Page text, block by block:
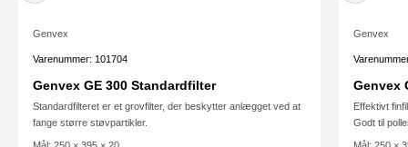
Genvex
Varenummer: 101704
Genvex GE 300 Standardfilter
Standardfilteret er et grovfilter, der beskytter anlægget ved at
fange større støvpartikler.
Mål: 250 × 395 × 20
Genvex
Genvex
Effektivt
Godt til
Mål: 250 ×